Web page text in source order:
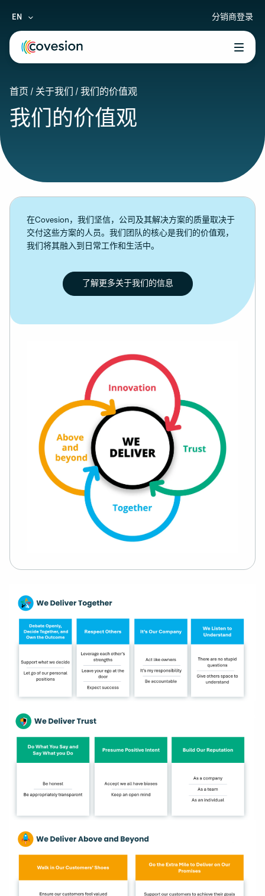
menu
menu
menu
menu
menu
EN 分销商登录
首页 / 关于我们 / 我们的价值观
我们的价值观
在Covesion，我们坚信，公司及其解决方案的质量取决于
交付这些方案的人员。我们团队的核心是我们的价值观，
我们将其融入到日常工作和生活中。
了解更多关于我们的信息